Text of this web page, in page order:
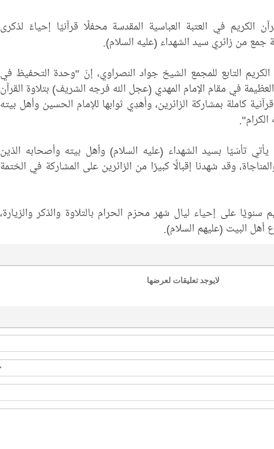
الكريم في العتبة العباسية المقدسة محفلًا قرآنيًا إحياءً لذكرى
جمع من زائري سيد الشهداء (عليه السلام).
التابع للمجمع الشيخ جواد النصراوي، إنّ "وحدة التحفيظ في
في مقام الإمام المهدي (عجل الله فرجه الشريف) بتلاوة القرآن
كاملة بمشاركة الزائرين، وأُهدِي ثوابها للإمام الحسين وأهل بيته
تأسّيًا بسيد الشهداء (عليه السلام) وأهل بيته وأصحابه الذين
وقد شهدنا إقبالًا كبيرًا من الزائرين على المشاركة في الختمة
سنويًا على إحياء ليال شهر محرّم الحرام بالتلاوة والذكر والزيارة،
أهل البيت (عليهم السلام).
لايوجد تعليقات لعرضها